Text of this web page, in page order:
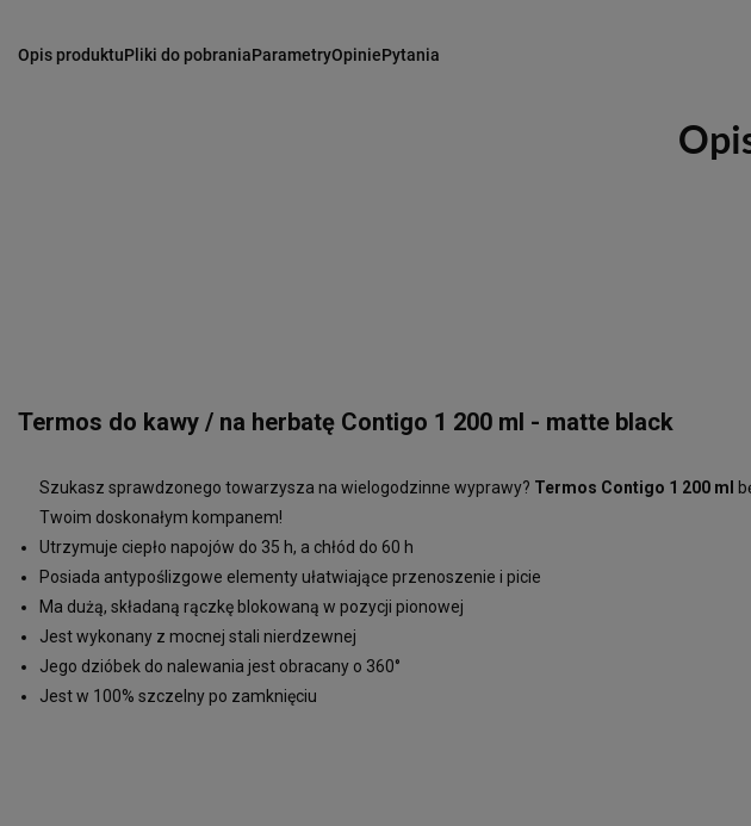
Opis produktuPliki do pobraniaParametryOpiniePytania
Termos do kawy / na herbatę Contigo 1 200 ml - matte black
Szukasz sprawdzonego towarzysza na wielogodzinne wyprawy? Termos Contigo 1 200 ml
Twoim doskonałym kompanem!
Utrzymuje ciepło napojów do 35 h, a chłód do 60 h
Posiada antypoślizgowe elementy ułatwiające przenoszenie i picie
Ma dużą, składaną rączkę blokowaną w pozycji pionowej
Jest wykonany z mocnej stali nierdzewnej
Jego dzióbek do nalewania jest obracany o 360°
Jest w 100% szczelny po zamknięciu